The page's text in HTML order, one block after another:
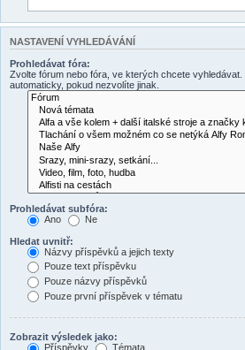
NASTAVENÍ VYHLEDÁVÁNÍ
Prohledávat fóra:
Zvolte fórum nebo fóra, ve kterých chcete
automaticky, pokud nezvolíte jinak.
Prohledávat subfóra:
Ano
Ne
Hledat uvnitř:
Názvy příspěvků a jejich texty
Pouze text příspěvku
Pouze názvy příspěvků
Pouze první příspěvek v tématu
Zobrazit výsledek jako:
Příspěvky
Témata